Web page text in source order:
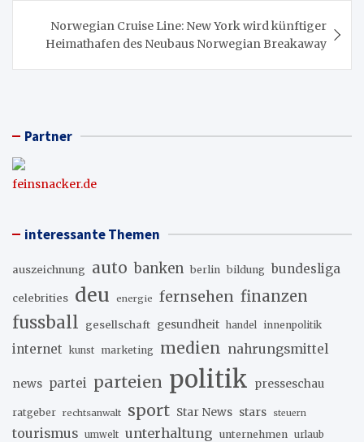
Norwegian Cruise Line: New York wird künftiger
Heimathafen des Neubaus Norwegian Breakaway
Partner
feinsnacker.de
interessante Themen
auszeichnung auto banken berlin bildung bundesliga
celebrities deu energie fernsehen finanzen
fussball gesellschaft gesundheit handel innenpolitik
internet kunst marketing medien nahrungsmittel
news partei parteien politik presseschau
ratgeber rechtsanwalt sport Star News stars steuern
tourismus umwelt unterhaltung unternehmen urlaub